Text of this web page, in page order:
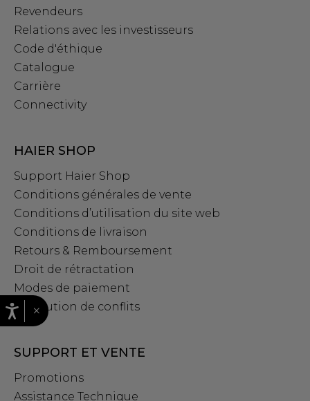
Revendeurs
Relations avec les investisseurs
Code d'éthique
Catalogue
Carrière
Connectivity
HAIER SHOP
Support Haier Shop
Conditions générales de vente
Conditions d’utilisation du site web
Conditions de livraison
Retours & Remboursement
Droit de rétractation
Modes de paiement
Résolution de conflits
SUPPORT ET VENTE
Promotions
Assistance Technique
×